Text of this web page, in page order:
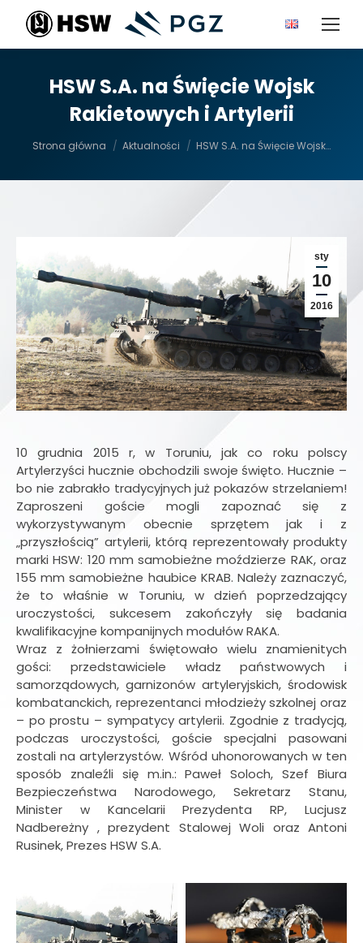
HSW S.A. na Święcie Wojsk
Rakietowych i Artylerii
Strona główna Aktualności HSW S.A. na Święcie Wojsk…
sty
10
2016
10 grudnia 2015 r, w Toruniu, jak co roku polscy
Artylerzyści hucznie obchodzili swoje święto. Hucznie –
bo nie zabrakło tradycyjnych już pokazów strzelaniem!
Zaproszeni goście mogli zapoznać się z
wykorzystywanym obecnie sprzętem jak i z
„przyszłością” artylerii, którą reprezentowały produkty
marki HSW: 120 mm samobieżne moździerze RAK, oraz
155 mm samobieżne haubice KRAB. Należy zaznaczyć,
że to właśnie w Toruniu, w dzień poprzedzający
uroczystości, sukcesem zakończyły się badania
kwalifikacyjne kompanijnych modułów RAKA.
Wraz z żołnierzami świętowało wielu znamienitych
gości: przedstawiciele władz państwowych i
samorządowych, garnizonów artyleryjskich, środowisk
kombatanckich, reprezentanci młodzieży szkolnej oraz
– po prostu – sympatycy artylerii. Zgodnie z tradycją,
podczas uroczystości, goście specjalni pasowani
zostali na artylerzystów. Wśród uhonorowanych w ten
sposób znaleźli się m.in.: Paweł Soloch, Szef Biura
Bezpieczeństwa Narodowego, Sekretarz Stanu,
Minister w Kancelarii Prezydenta RP, Lucjusz
Nadbereżny , prezydent Stalowej Woli oraz Antoni
Rusinek, Prezes HSW S.A.